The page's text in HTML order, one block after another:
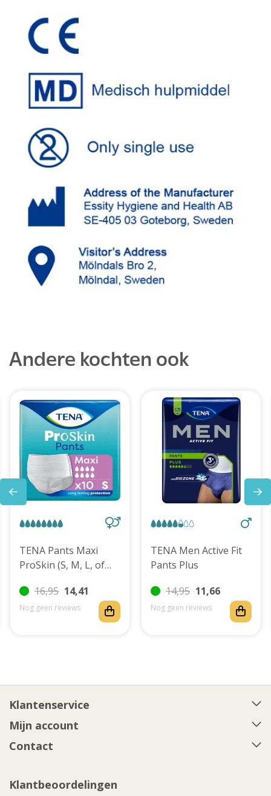
Andere kochten ook
TENA Pants Maxi
ProSkin (S, M, L, of
16,95 14,41
Nog geen reviews
TENA Men Active Fit
Pants Plus
14,95 11,66
Nog geen reviews
Klantenservice
Mijn account
Contact
Klantbeoordelingen